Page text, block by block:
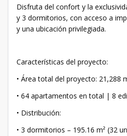
Disfruta del confort y la
y 3 dormitorios, con acceso a
y una ubicación privilegiada.
Características del proyecto:
• Área total del proyecto: 21,288
• 64 apartamentos en total | 8
• Distribución:
• 3 dormitorios – 195.16 m² (32